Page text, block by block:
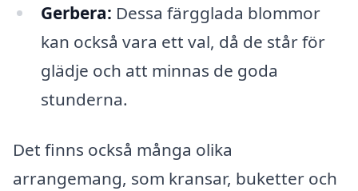
Gerbera: Dessa färgglada blommor
kan också vara ett val, då de står för
glädje och att minnas de goda
stunderna.
Det finns också många olika
arrangemang, som kransar, buketter och